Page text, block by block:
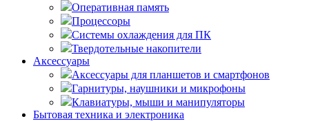
Оперативная память
Процессоры
Системы охлаждения для ПК
Твердотельные накопители
Аксессуары
Аксессуары для планшетов и смартфонов
Гарнитуры, наушники и микрофоны
Клавиатуры, мыши и манипуляторы
Бытовая техника и электроника